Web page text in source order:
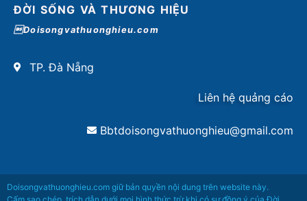
ĐỜI SỐNG VÀ THƯƠNG HIỆU
Doisongvathuonghieu.com
TP. Đà Nẵng
Liên hệ quảng cáo
Bbtdoisongvathuonghieu@gmail.com
Doisongvathuonghieu.com giữ bản quyền nội dung trên website này.